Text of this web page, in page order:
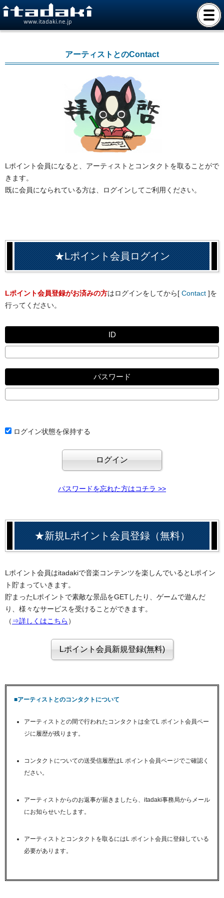
www.itadaki.ne.jp
アーティストとのContact
Lポイント会員になると、アーティストとコンタクトを取ることがで
きます。
既に会員になられている方は、ログインしてご利用ください。
★Lポイント会員ログイン
Lポイント会員登録がお済みの方はログインをしてから[ Contact ]を
行ってください。
ID
パスワード
ログイン状態を保持する
パスワードを忘れた方はコチラ >>
★新規Lポイント会員登録（無料）
Lポイント会員はitadakiで音楽コンテンツを楽しんでいるとLポイン
ト貯まっていきます。
貯まったLポイントで素敵な景品をGETしたり、ゲームで遊んだ
り、様々なサービスを受けることができます。
（ ⇒詳しくはこちら ）
■アーティストとのコンタクトについて
アーティストとの間で行われたコンタクトは全てL ポイント会員ペー
ジに履歴が残ります。
コンタクトについての送受信履歴はL ポイント会員ページでご確認く
ださい。
アーティストからのお返事が届きましたら、itadaki事務局からメール
にお知らせいたします。
アーティストとコンタクトを取るにはL ポイント会員に登録している
必要があります。